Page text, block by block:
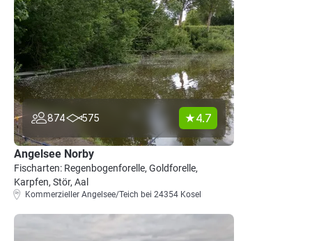
874 575 4.7
Angelsee Norby
Fischarten: Regenbogenforelle, Goldforelle,
Karpfen, Stör, Aal
Kommerzieller Angelsee/Teich bei 24354 Kosel